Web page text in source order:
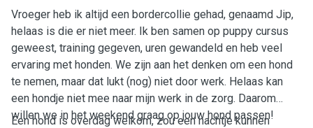
Vroeger heb ik altijd een bordercollie gehad, genaamd Jip,
helaas is die er niet meer. Ik ben samen op puppy cursus
geweest, training gegeven, uren gewandeld en heb veel
ervaring met honden. We zijn aan het denken om een hond
te nemen, maar dat lukt (nog) niet door werk. Helaas kan
een hondje niet mee naar mijn werk in de zorg. Daarom
willen we in het weekend graag op jouw hond passen!
Een hond is overdag welkom, zou een nachtje kunnen